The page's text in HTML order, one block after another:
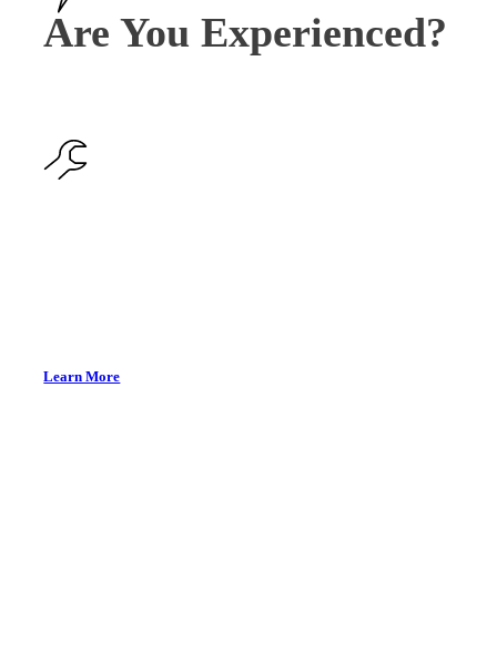
Are You Experienced?
Easy Setup!
Learn More